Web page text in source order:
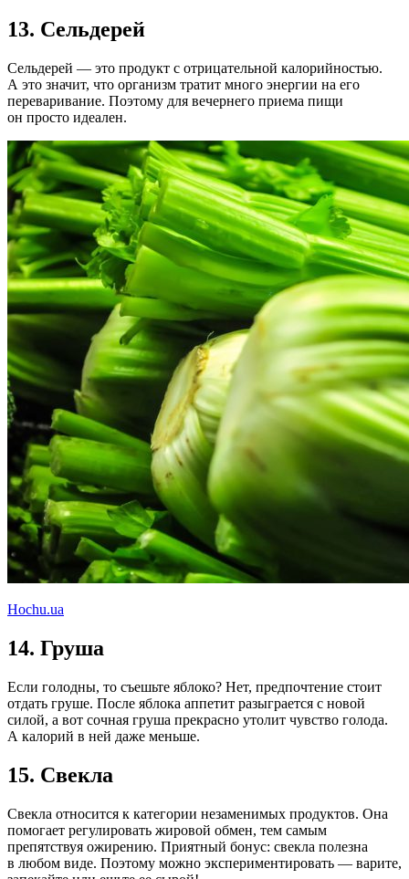
13. Сельдерей
Сельдерей — это продукт с отрицательной калорийностью.
А это значит, что организм тратит много энергии на его
переваривание. Поэтому для вечернего приема пищи
он просто идеален.
Hochu.ua
14. Груша
Если голодны, то съешьте яблоко? Нет, предпочтение стоит
отдать груше. После яблока аппетит разыграется с новой
силой, а вот сочная груша прекрасно утолит чувство голода.
А калорий в ней даже меньше.
15. Свекла
Свекла относится к категории незаменимых продуктов. Она
помогает регулировать жировой обмен, тем самым
препятствуя ожирению. Приятный бонус: свекла полезна
в любом виде. Поэтому можно экспериментировать — варите,